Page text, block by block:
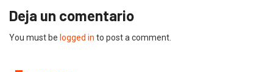
Deja un comentario
You must be logged in to post a comment.